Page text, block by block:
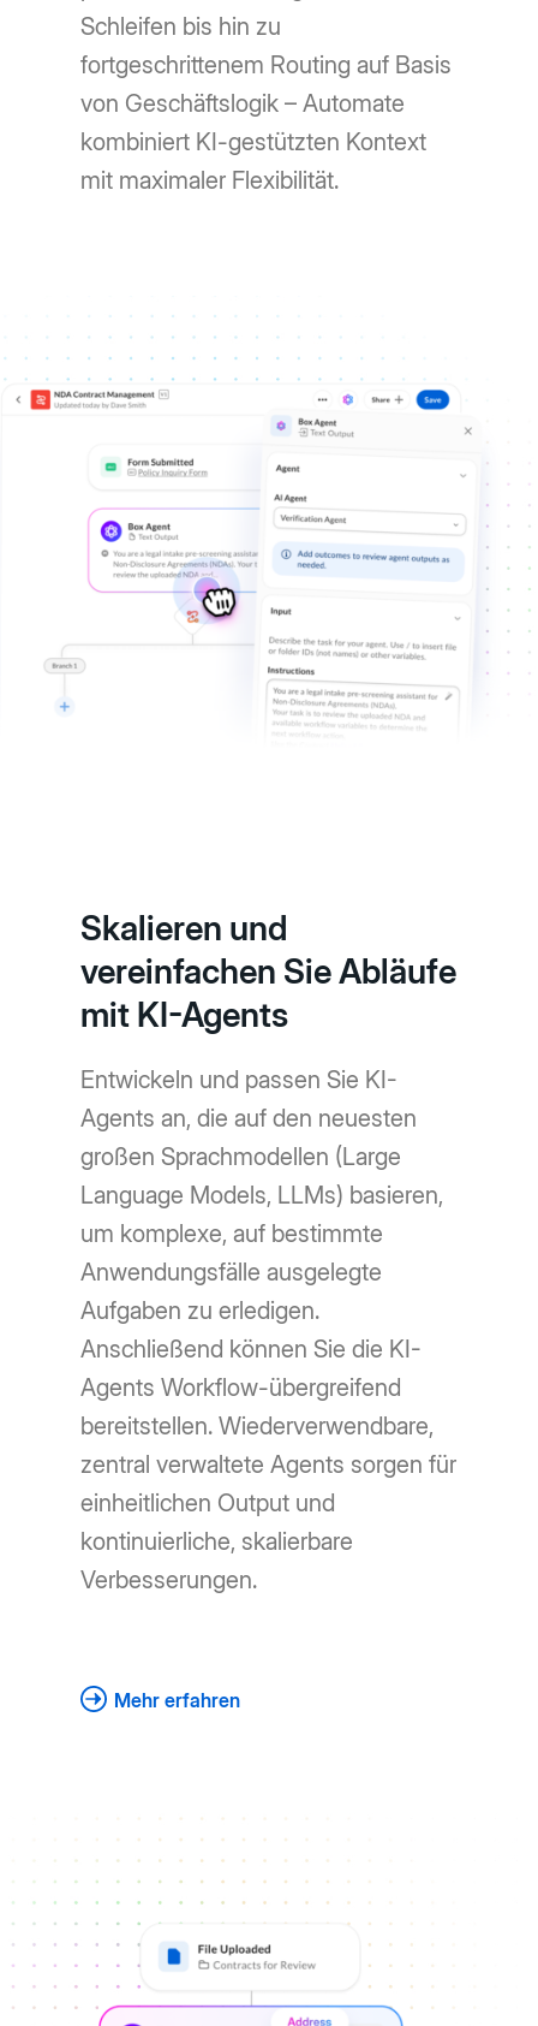
Schleifen bis hin zu
fortgeschrittenem Routing auf Basis
von Geschäftslogik – Automate
kombiniert KI-gestützten Kontext
mit maximaler Flexibilität.
Skalieren und
vereinfachen Sie Abläufe
mit KI-Agents
Entwickeln und passen Sie KI-
Agents an, die auf den neuesten
großen Sprachmodellen (Large
Language Models, LLMs) basieren,
um komplexe, auf bestimmte
Anwendungsfälle ausgelegte
Aufgaben zu erledigen.
Anschließend können Sie die KI-
Agents Workflow-übergreifend
bereitstellen. Wiederverwendbare,
zentral verwaltete Agents sorgen für
einheitlichen Output und
kontinuierliche, skalierbare
Verbesserungen.
Mehr erfahren